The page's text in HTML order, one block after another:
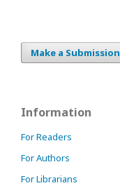
Make a Submission
Information
For Readers
For Authors
For Librarians